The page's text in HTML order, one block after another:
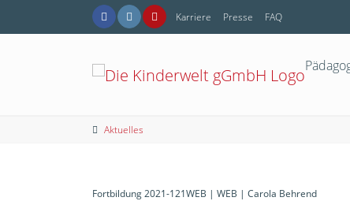
Karriere Presse FAQ
Aktuelles
Fortbildung 2021-121WEB | WEB | Carola Behrend